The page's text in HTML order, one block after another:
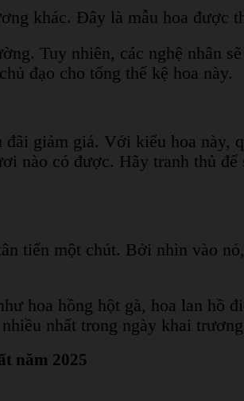
khác. Đây là mẫu hoa được
Tuy nhiên, các nghệ nhân
đạo cho tổng thể kệ hoa này.
giảm giá. Với kiểu hoa này,
nào có được. Hãy tranh thủ
tiến một chút. Bởi nhìn vào
hoa hồng hột gà, hoa lan hồ
nhất trong ngày khai
năm 2025